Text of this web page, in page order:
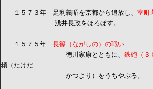
１５７３年 足利義昭を京都から追放し、 室町
浅井長政をほろぼす。
１５７５年 長篠（ながしの）の戦い
徳川家康とともに、 鉄砲（３
頼（たけだ
かつより）をうちやぶる。